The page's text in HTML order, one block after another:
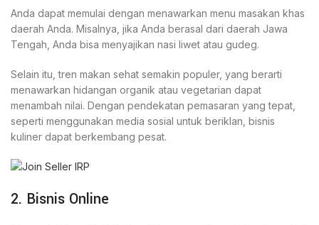
Anda dapat memulai dengan menawarkan menu masakan khas
daerah Anda. Misalnya, jika Anda berasal dari daerah Jawa
Tengah, Anda bisa menyajikan nasi liwet atau gudeg.
Selain itu, tren makan sehat semakin populer, yang berarti
menawarkan hidangan organik atau vegetarian dapat
menambah nilai. Dengan pendekatan pemasaran yang tepat,
seperti menggunakan media sosial untuk beriklan, bisnis
kuliner dapat berkembang pesat.
2. Bisnis Online